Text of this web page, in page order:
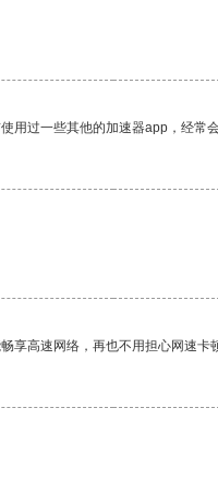
过一些其他的加速器app，经常
高速网络，再也不用担心网速